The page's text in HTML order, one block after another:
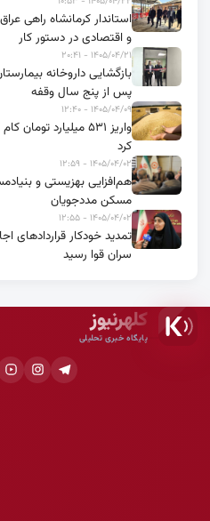
استاندار کرمانشاه راهی
و اقتصادی در دستور کار
۱۴۰۵/۰۴/۲۱ - ۲۰:۴۱
بازگشایی داروخانه
پس از پنج سال وقفه
۱۴۰۵/۰۴/۰۹ - ۱۲:۴۰
واریز ۵۳۱ میلیارد
کرد
۱۴۰۵/۰۴/۰۲ - ۱۲:۵۹
هم‌افزایی بهزیستی و
مسکن مددجویان
۱۴۰۵/۰۴/۰۲ - ۱۲:۵۵
سران قوا رسید
کلهرنیوز
پایگاه خبری تحلیلی